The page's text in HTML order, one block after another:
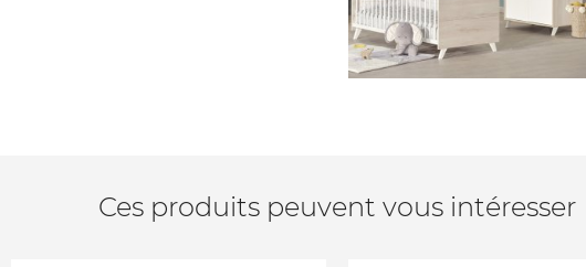
Ces produits peuvent vous intéresser